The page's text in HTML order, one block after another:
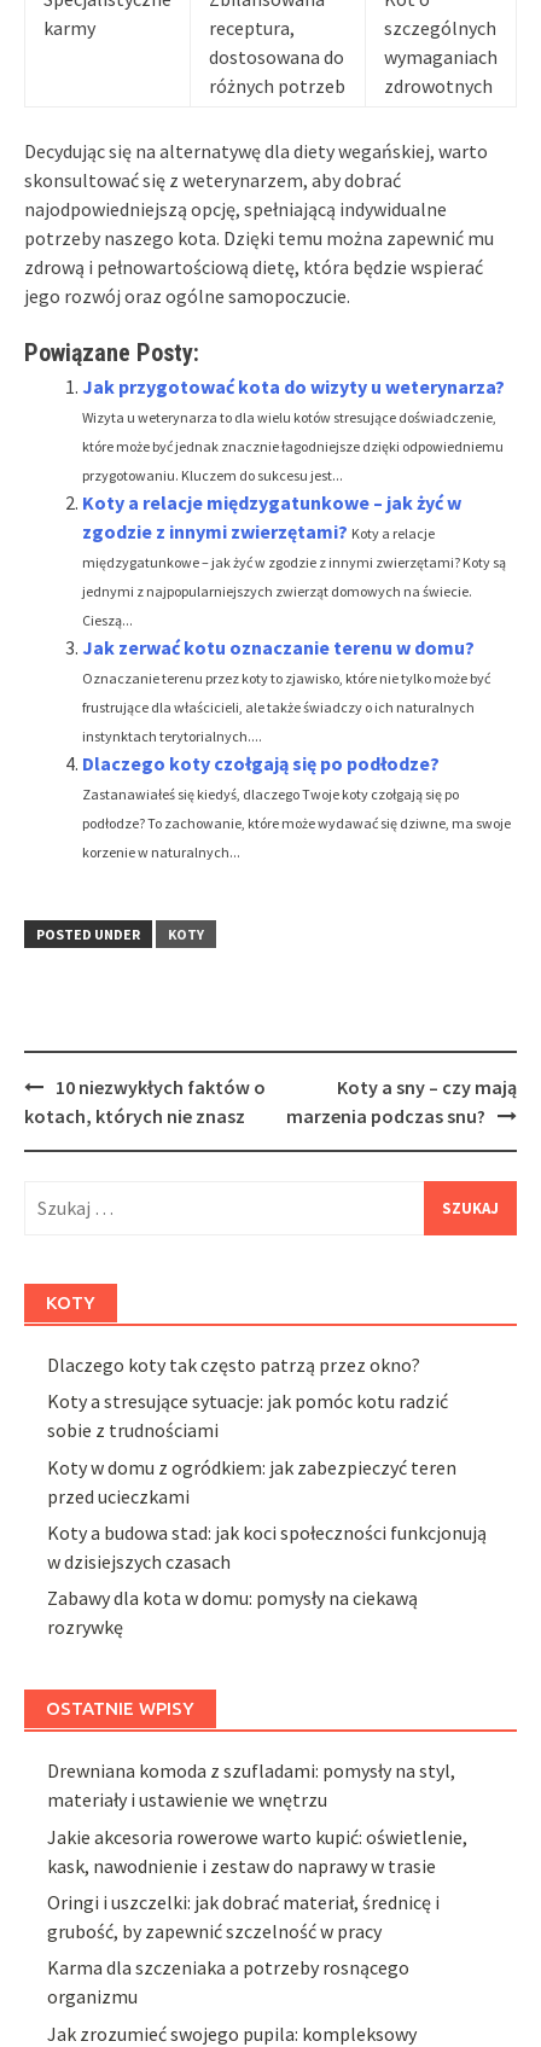
karmy
receptura,
dostosowana do
różnych potrzeb
szczególnych
wymaganiach
zdrowotnych
Decydując się na alternatywę dla diety wegańskiej, warto
skonsultować się z weterynarzem, aby dobrać
najodpowiedniejszą opcję, spełniającą indywidualne
potrzeby naszego kota. Dzięki temu można zapewnić mu
zdrową i pełnowartościową dietę, która będzie wspierać
jego rozwój oraz ogólne samopoczucie.
Powiązane Posty:
Jak przygotować kota do wizyty u weterynarza?
Wizyta u weterynarza to dla wielu kotów stresujące doświadczenie,
które może być jednak znacznie łagodniejsze dzięki odpowiedniemu
przygotowaniu. Kluczem do sukcesu jest...
Koty a relacje międzygatunkowe – jak żyć w
zgodzie z innymi zwierzętami? Koty a relacje
międzygatunkowe – jak żyć w zgodzie z innymi zwierzętami? Koty są
jednymi z najpopularniejszych zwierząt domowych na świecie.
Cieszą...
Jak zerwać kotu oznaczanie terenu w domu?
Oznaczanie terenu przez koty to zjawisko, które nie tylko może być
frustrujące dla właścicieli, ale także świadczy o ich naturalnych
instynktach terytorialnych....
Dlaczego koty czołgają się po podłodze?
Zastanawiałeś się kiedyś, dlaczego Twoje koty czołgają się po
podłodze? To zachowanie, które może wydawać się dziwne, ma swoje
korzenie w naturalnych...
POSTED UNDER KOTY
Post
navigation
10 niezwykłych faktów o
kotach, których nie znasz
Koty a sny – czy mają
marzenia podczas snu?
KOTY
Dlaczego koty tak często patrzą przez okno?
Koty a stresujące sytuacje: jak pomóc kotu radzić
sobie z trudnościami
Koty w domu z ogródkiem: jak zabezpieczyć teren
przed ucieczkami
Koty a budowa stad: jak koci społeczności funkcjonują
w dzisiejszych czasach
Zabawy dla kota w domu: pomysły na ciekawą
rozrywkę
OSTATNIE WPISY
Drewniana komoda z szufladami: pomysły na styl,
materiały i ustawienie we wnętrzu
Jakie akcesoria rowerowe warto kupić: oświetlenie,
kask, nawodnienie i zestaw do naprawy w trasie
Oringi i uszczelki: jak dobrać materiał, średnicę i
grubość, by zapewnić szczelność w pracy
Karma dla szczeniaka a potrzeby rosnącego
organizmu
Jak zrozumieć swojego pupila: kompleksowy